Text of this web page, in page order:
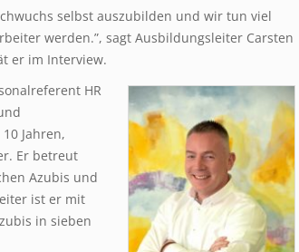
selbst auszubilden und wir tun viel
werden.”, sagt Ausbildungsleiter Carsten
er im Interview.
HR
Jahren,
Er betreut
Azubis und
ist er mit
in sieben